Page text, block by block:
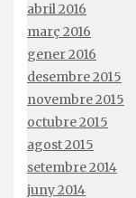
abril 2016
març 2016
gener 2016
desembre 2015
novembre 2015
octubre 2015
agost 2015
setembre 2014
juny 2014